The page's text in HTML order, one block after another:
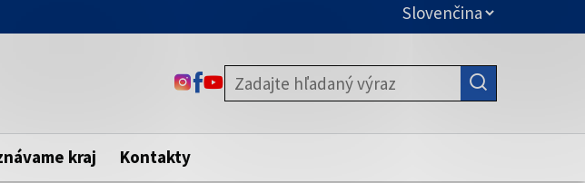
stránka je zabezpečená
webovú stránku. Zabezpečená stránka vždy začína
pred názvom domény webového sídla.
ODKAZ SA OTVORÍ NA NOVEJ KARTE
ODKAZ SA OTVORÍ NA NOVEJ KARTE
ODKAZ SA OTVORÍ NA NOVEJ KARTE
kraj Kontakty